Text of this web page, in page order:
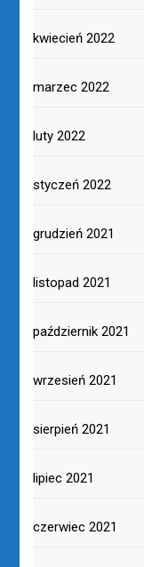
kwiecień 2022
marzec 2022
luty 2022
styczeń 2022
grudzień 2021
listopad 2021
październik 2021
wrzesień 2021
sierpień 2021
lipiec 2021
czerwiec 2021